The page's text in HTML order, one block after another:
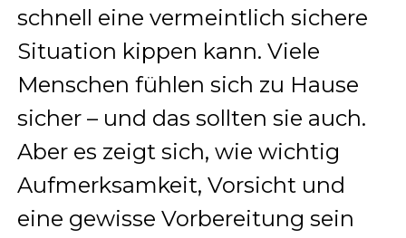
schnell eine vermeintlich sichere
Situation kippen kann. Viele
Menschen fühlen sich zu Hause
sicher – und das sollten sie auch.
Aber es zeigt sich, wie wichtig
Aufmerksamkeit, Vorsicht und
eine gewisse Vorbereitung sein